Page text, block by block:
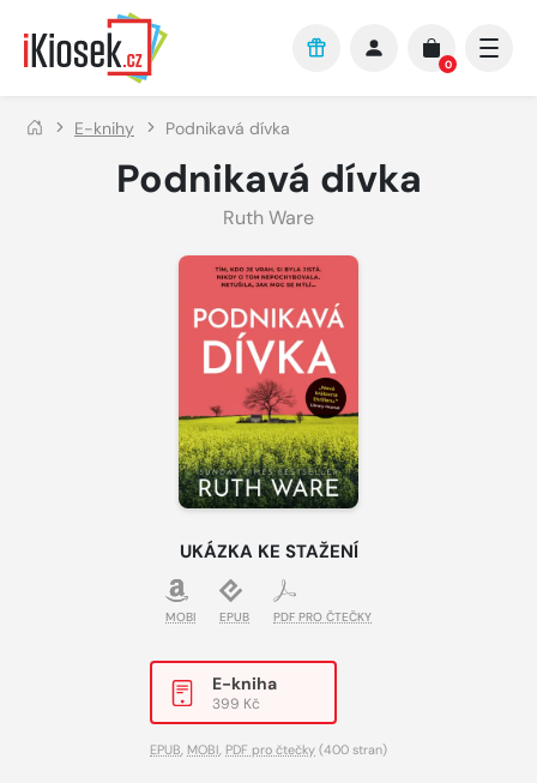
Přejít na hlavní obsah
0
E-knihy Podnikavá dívka
Podnikavá dívka
Ruth Ware
UKÁZKA KE STAŽENÍ
MOBI EPUB PDF PRO ČTEČKY
E-kniha
399 Kč
EPUB, MOBI, PDF pro čtečky (400 stran)